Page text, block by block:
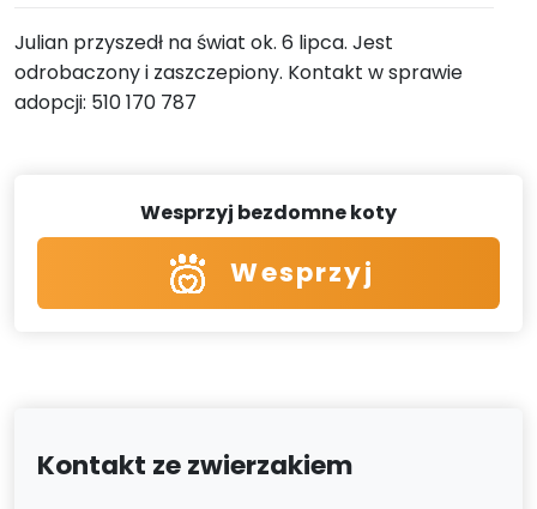
Julian przyszedł na świat ok. 6 lipca. Jest
odrobaczony i zaszczepiony. Kontakt w sprawie
adopcji: 510 170 787
Wesprzyj bezdomne koty
Wesprzyj
Kontakt ze zwierzakiem